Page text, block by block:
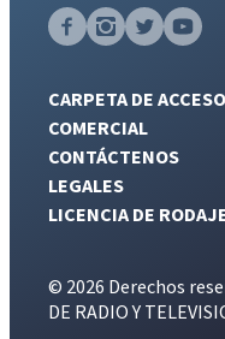
CARPETA DE
COMERCIAL
CONTÁCTENOS
LEGALES
LICENCIA DE
© 2026 Derechos
DE RADIO Y